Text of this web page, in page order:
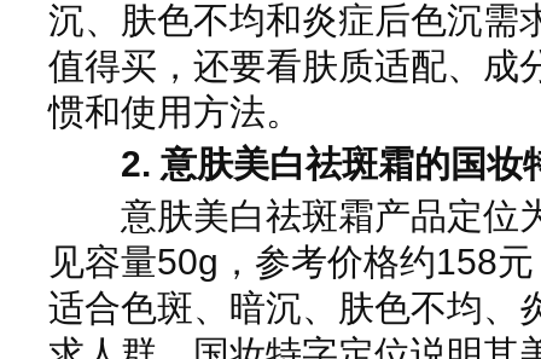
沉、肤色不均和炎症后色沉需
值得买，还要看肤质适配、成
惯和使用方法。
2. 意肤美白祛斑霜的国妆
意肤美白祛斑霜产品定位
见容量50g，参考价格约158
适合色斑、暗沉、肤色不均、